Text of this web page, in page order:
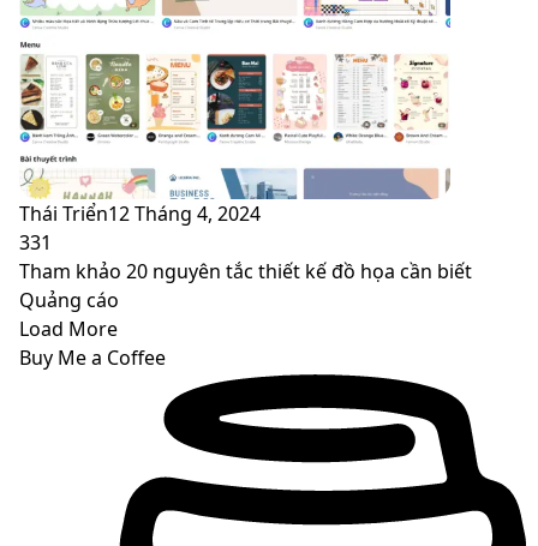
Thái Triển12 Tháng 4, 2024
331
Tham khảo 20 nguyên tắc thiết kế đồ họa cần biết
Quảng cáo
Load More
Buy Me a Coffee